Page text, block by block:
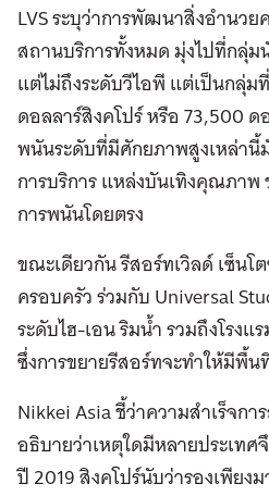
LVS ระบุว่าการพัฒนาสิ่งอำนว
สถานบริการทั้งหมด มุ่งไปที่กลุ่
แต่ไม่ถึงระดับวีไอพี แต่เป็นกลุ่
ดอลลาร์สิงคโปร์ หรือ 73,500
พนันระดับที่มีศักยภาพสูงเหล่านี้
การบริการ แหล่งบันเทิงคุณภาพ
การพนันโดยตรง
ขณะเดียวกัน รีสอร์ทเวิลด์ เซ็น
ครอบครัว ร่วมกับ Universal
ระดับไฮ-เอน ริมน้ำ รวมถึงโรง
ซึ่งการขยายรีสอร์ทจะทำให้มีพื้
Nikkei Asia ชี้ว่าความสำเร็จก
อธิบายว่าเหตุใดมีหลายประเท
ปี 2019 สิงคโปร์นับว่ารองเพียง